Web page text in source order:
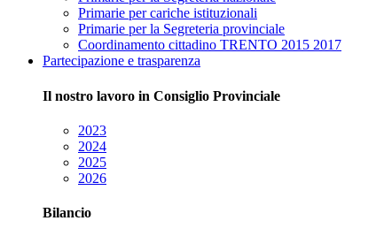
Primarie per cariche istituzionali
Primarie per la Segreteria provinciale
Coordinamento cittadino TRENTO 2015 2017
Partecipazione e trasparenza
Il nostro lavoro in Consiglio Provinciale
2023
2024
2025
2026
Bilancio